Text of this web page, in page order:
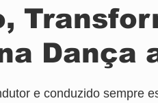
Dança
e conduzido sempre